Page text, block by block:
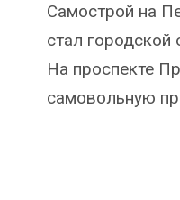
Самострой на
стал городской
На проспекте
самовольную